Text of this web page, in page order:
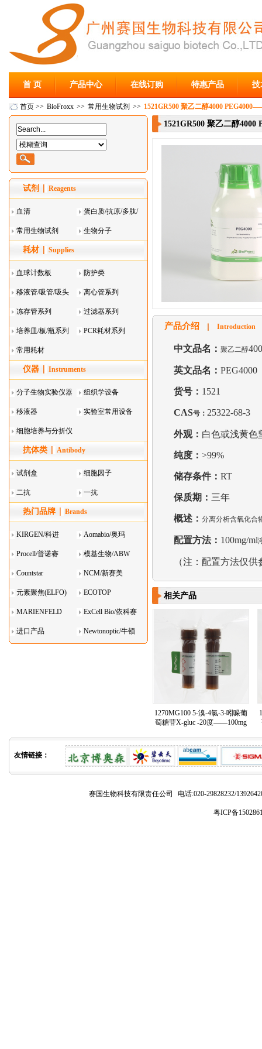
首 页 产品中心 在线订购 特惠产品 技
首页 >> BioFroxx >> 常用生物试剂 >> 1521GR500 聚乙二醇4000
试剂 Reagents
血清 蛋白质/抗原/多肽/
酶
常用生物试剂 生物分子
耗材 Supplies
血球计数板 防护类
移液管/吸管/吸头
系列
离心管系列
冻存管系列 过滤器系列
培养皿/板/瓶系列 PCR耗材系列
常用耗材
仪器 Instruments
分子生物实验仪器 组织学设备
移液器 实验室常用设备
细胞培养与分折仪
器叠
抗体类 Antibody
试剂盒 细胞因子
二抗 一抗
热门品牌 Brands
KIRGEN/科进 Aomabio/奥玛
Procell/普诺赛 模基生物/ABW
Countstar NCM/新赛美
元素聚焦(ELFO) ECOTOP
MARIENFELD ExCell Bio/依科赛
进口产品 Newtonoptic/牛顿
1521GR500 聚乙二醇
产品介绍 Introduction
中文品名： 聚乙二醇
英文品名： PEG4000
货号： 1521
CAS号： 25322-68-3
外观： 白色或浅黄色
纯度： >99%
储存条件： RT
保质期： 三年
概述： 分离分析含氧化合
配置方法： 100mg/ml
（注：配置方法仅
相关产品
1270MG100 5-溴-4氯-3-吲哚葡
萄糖苷X-gluc -20度——100mg
友情链接：
赛国生物科技有限责任公司 电话:020-29828232/
粤ICP备